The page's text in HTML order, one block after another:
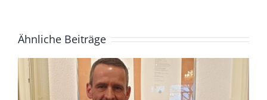
Ähnliche Beiträge
4. August *20.04. Uhr*
Lüdenscheid Live mit Ingo